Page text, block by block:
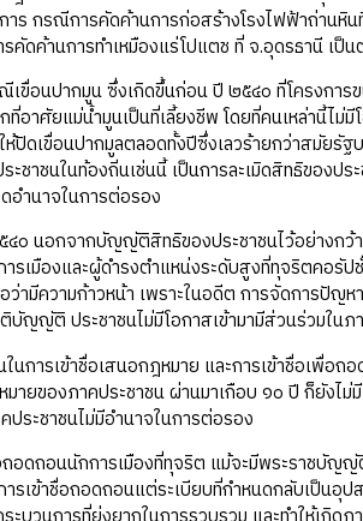
าร กรณีการคัดค้านการก่อสร้างโรงไฟฟ้าถ่าน
คัดค้านการทำเหมืองแร่โปแตช ที่ จ.อุดรธานี เป็
เขื่อนปากมูน ซึ่งเกิดขึ้นก่อน ปี ๒๕๔๐ ที่โครงกา
ที่อาศัยแม่น้ำมูนเป็นที่เลี้ยงชีพ โดยที่คนเหล่านี้ไ
ปิดเขื่อนปากมูลตลอดทั้งปีซึ่งเลวร้ายกว่าสมัยรั
ชาชนในท้องถิ่นเช่นนี้ เป็นการละเมิดสิทธิของป
อำนาจในการต่อรอง
๐ นอกจากบัญญัติสิทธิของประชาชนไว้อย่างกว้
รเมืองและผู้ดำรงตำแหน่งระดับสูงที่ทุจริตคอรั
ว่ามีความก้าวหน้า เพราะในอดีต การจัดการปัญ
บัญญัติ ประชาชนไม่มีโอกาสเข้ามามีส่วนร่วมในภ
นการเข้าชื่อเสนอกฎหมาย และการเข้าชื่อเพื่อ
ายของภาคประชาชน ผ่านมาเกือบ ๑๐ ปี ก็ยังไม่
ประชาชนไม่มีอำนาจในการต่อรอง
ถอดถอนนักการเมืองที่ทุจริต แม้จะมีพระราชบั
รเข้าชื่อถอดถอนแต่ระเบียบที่กำหนดกลับเป็นอุ